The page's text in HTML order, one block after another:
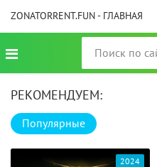
ZONATORRENT.FUN - ГЛАВНАЯ
РЕКОМЕНДУЕМ:
Популярные
2024